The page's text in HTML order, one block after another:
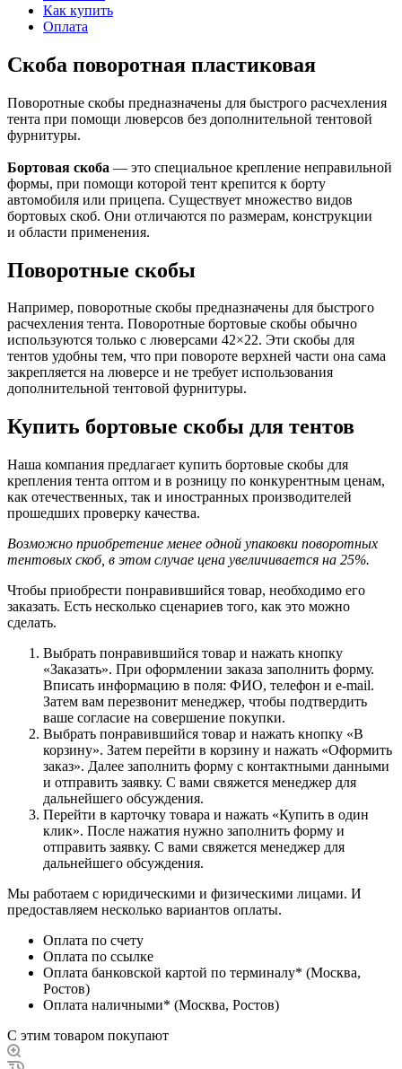
Как купить
Оплата
Скоба поворотная пластиковая
Поворотные скобы предназначены для быстрого расчехления
тента при помощи люверсов без дополнительной тентовой
фурнитуры.
Бортовая скоба — это специальное крепление неправильной
формы, при помощи которой тент крепится к борту
автомобиля или прицепа. Существует множество видов
бортовых скоб. Они отличаются по размерам, конструкции
и области применения.
Поворотные скобы
Например, поворотные скобы предназначены для быстрого
расчехления тента. Поворотные бортовые скобы обычно
используются только с люверсами 42×22. Эти скобы для
тентов удобны тем, что при повороте верхней части она сама
закрепляется на люверсе и не требует использования
дополнительной тентовой фурнитуры.
Купить бортовые скобы для тентов
Наша компания предлагает купить бортовые скобы для
крепления тента оптом и в розницу по конкурентным ценам,
как отечественных, так и иностранных производителей
прошедших проверку качества.
Возможно приобретение менее одной упаковки поворотных
тентовых скоб, в этом случае цена увеличивается на 25%.
Чтобы приобрести понравившийся товар, необходимо его
заказать. Есть несколько сценариев того, как это можно
сделать.
Выбрать понравившийся товар и нажать кнопку
«Заказать». При оформлении заказа заполнить форму.
Вписать информацию в поля: ФИО, телефон и e-mail.
Затем вам перезвонит менеджер, чтобы подтвердить
ваше согласие на совершение покупки.
Выбрать понравившийся товар и нажать кнопку «В
корзину». Затем перейти в корзину и нажать «Оформить
заказ». Далее заполнить форму с контактными данными
и отправить заявку. С вами свяжется менеджер для
дальнейшего обсуждения.
Перейти в карточку товара и нажать «Купить в один
клик». После нажатия нужно заполнить форму и
отправить заявку. С вами свяжется менеджер для
дальнейшего обсуждения.
Мы работаем с юридическими и физическими лицами. И
предоставляем несколько вариантов оплаты.
Оплата по счету
Оплата по ссылке
Оплата банковской картой по терминалу* (Москва,
Ростов)
Оплата наличными* (Москва, Ростов)
С этим товаром покупают